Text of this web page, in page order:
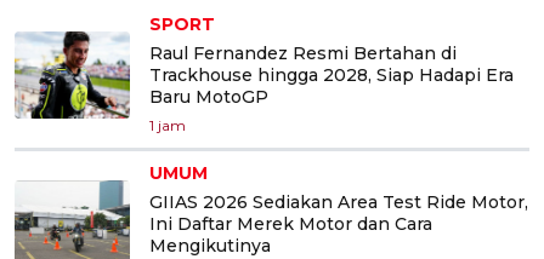
SPORT
Raul Fernandez Resmi Bertahan di
Trackhouse hingga 2028, Siap Hadapi Era
Baru MotoGP
1 jam
UMUM
GIIAS 2026 Sediakan Area Test Ride Motor,
Ini Daftar Merek Motor dan Cara
Mengikutinya